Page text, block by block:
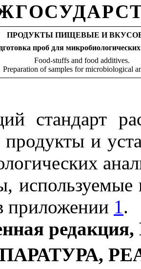
ПРОДУКТЫ ПИЩЕВЫЕ И
проб для
Food-stuffs and food additives.
Preparation of samples for microbiological
стандарт
и
используемые
приложении 1.